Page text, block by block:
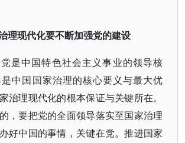
理现代化要不断加强党的建设
是中国特色社会主义事业的领导核
中国国家治理的核心要义与最大优
治理现代化的根本保证与关键所在。
，要把党的全面领导落实至国家治理
好中国的事情，关键在党。推进国家